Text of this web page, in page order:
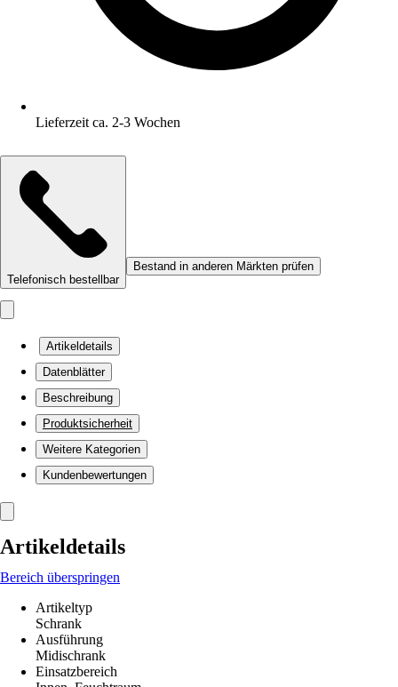
Lieferzeit ca. 2-3 Wochen
Telefonisch bestellbar
Bestand in anderen Märkten prüfen
Artikeldetails
Datenblätter
Beschreibung
Produktsicherheit
Weitere Kategorien
Kundenbewertungen
Artikeldetails
Bereich überspringen
Artikeltyp
Schrank
Ausführung
Midischrank
Einsatzbereich